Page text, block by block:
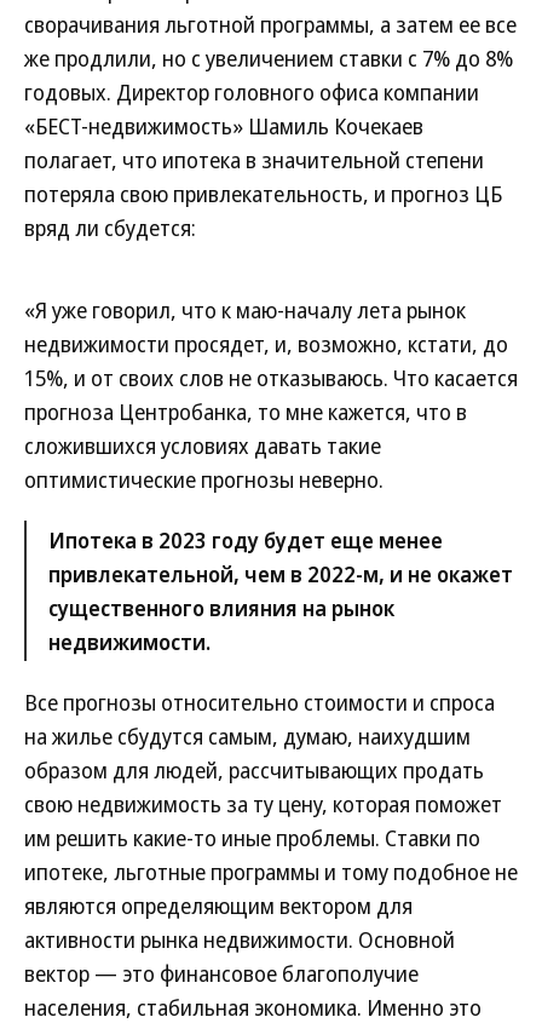
сворачивания льготной программы, а затем ее все
же продлили, но с увеличением ставки с 7% до 8%
годовых. Директор головного офиса компании
«БЕСТ-недвижимость» Шамиль Кочекаев
полагает, что ипотека в значительной степени
потеряла свою привлекательность, и прогноз ЦБ
вряд ли сбудется:
«Я уже говорил, что к маю-началу лета рынок
недвижимости просядет, и, возможно, кстати, до
15%, и от своих слов не отказываюсь. Что касается
прогноза Центробанка, то мне кажется, что в
сложившихся условиях давать такие
оптимистические прогнозы неверно.
Ипотека в 2023 году будет еще менее
привлекательной, чем в 2022-м, и не окажет
существенного влияния на рынок
недвижимости.
Все прогнозы относительно стоимости и спроса
на жилье сбудутся самым, думаю, наихудшим
образом для людей, рассчитывающих продать
свою недвижимость за ту цену, которая поможет
им решить какие-то иные проблемы. Ставки по
ипотеке, льготные программы и тому подобное не
являются определяющим вектором для
активности рынка недвижимости. Основной
вектор — это финансовое благополучие
населения, стабильная экономика. Именно это